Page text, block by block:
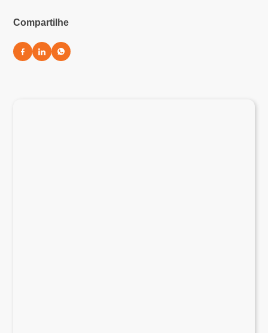
Compartilhe